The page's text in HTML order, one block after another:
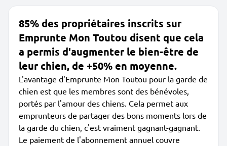
85% des propriétaires inscrits sur
Emprunte Mon Toutou disent que cela
a permis d'augmenter le bien-être de
leur chien, de +50% en moyenne.
L'avantage d'Emprunte Mon Toutou pour la garde de
chien est que les membres sont des bénévoles,
portés par l'amour des chiens. Cela permet aux
emprunteurs de partager des bons moments lors de
la garde du chien, c'est vraiment gagnant-gagnant.
Le paiement de l'abonnement annuel couvre